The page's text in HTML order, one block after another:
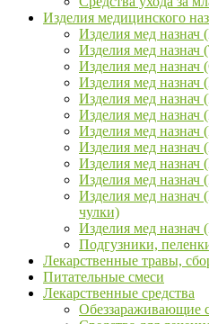
Изделия медицинского
Изделия мед
Изделия мед назнач
Изделия мед назнач
Изделия мед
Изделия мед
Изделия мед
Изделия мед
Изделия мед
Изделия мед назнач
Изделия мед
Изделия мед назнач
чулки)
Изделия мед назнач
Подгузники,
Лекарственные травы,
Питательные смеси
Лекарственные средства
Обеззараживающие